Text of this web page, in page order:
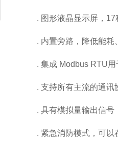
. 图形液晶显示屏，17
. 内置旁路，降低能耗
. 集成 Modbus RTU用
. 支持所有主流的通讯
. 具有模拟量输出信号
. 紧急消防模式，可以在